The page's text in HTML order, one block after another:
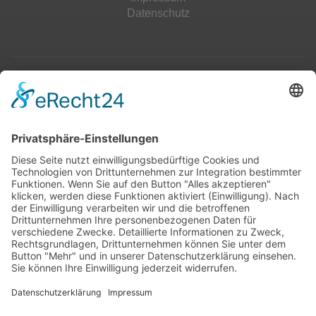
Datenschutz
Jahrescharts
Top 100
Hot 50
Top Neueinsteiger
Highscores